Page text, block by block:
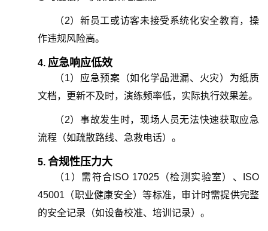
（2） 新员工或访客未接受系统化安全教育，操
作违规风险高。
4. 应急响应低效
（1） 应急预案（如化学品泄漏、火灾）为纸质
文档，更新不及时，演练频率低，实际执行效果差。
（2） 事故发生时，现场人员无法快速获取应急
流程（如疏散路线、急救电话）。
5. 合规性压力大
（1 ） 需符合ISO 17025（检测实验室）、ISO
45001（职业健康安全）等标准，审计时需提供完整
的安全记录（如设备校准、培训记录）。